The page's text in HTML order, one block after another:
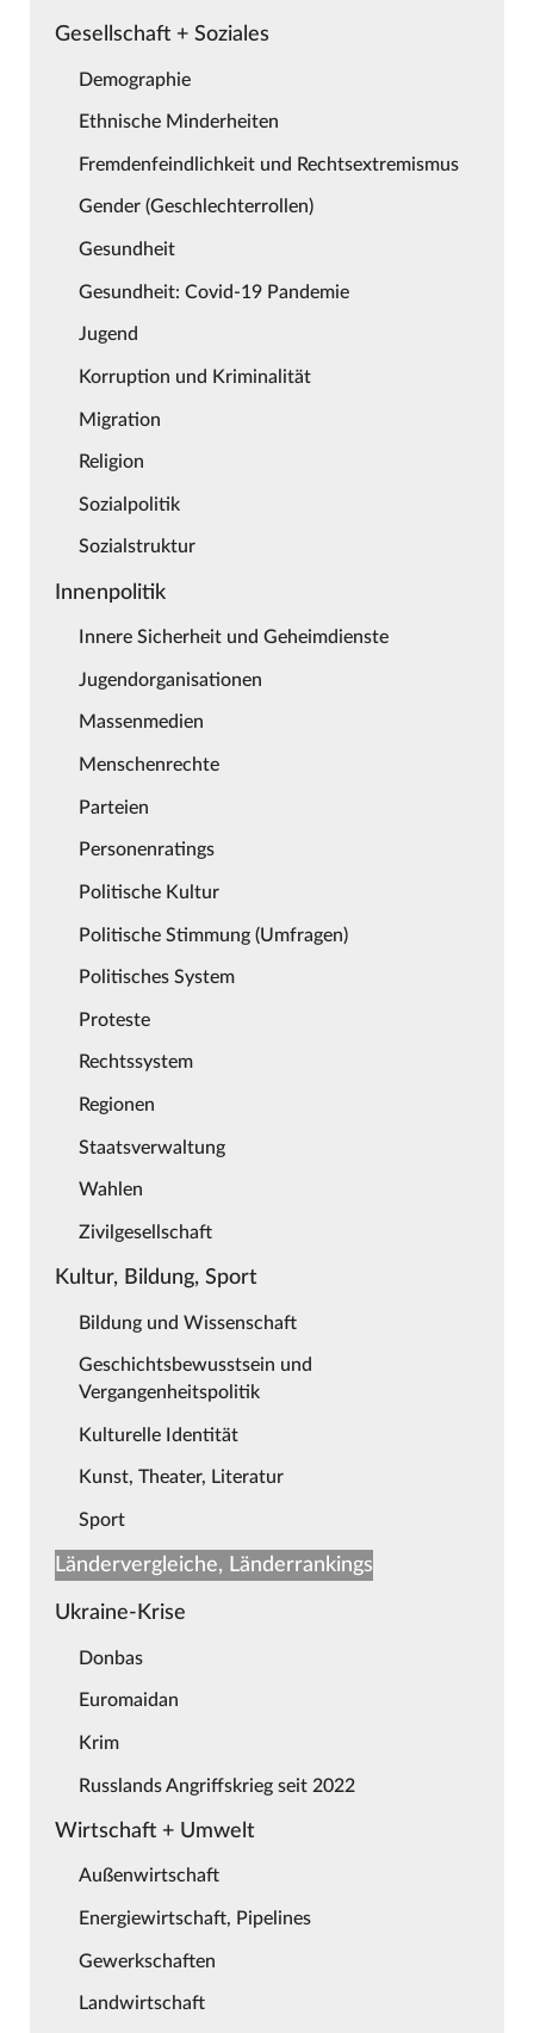
Gesellschaft + Soziales
Demographie
Ethnische Minderheiten
Fremdenfeindlichkeit und Rechtsextremismus
Gender (Geschlechterrollen)
Gesundheit
Gesundheit: Covid-19 Pandemie
Jugend
Korruption und Kriminalität
Migration
Religion
Sozialpolitik
Sozialstruktur
Innenpolitik
Innere Sicherheit und Geheimdienste
Jugendorganisationen
Massenmedien
Menschenrechte
Parteien
Personenratings
Politische Kultur
Politische Stimmung (Umfragen)
Politisches System
Proteste
Rechtssystem
Regionen
Staatsverwaltung
Wahlen
Zivilgesellschaft
Kultur, Bildung, Sport
Bildung und Wissenschaft
Geschichtsbewusstsein und
Vergangenheitspolitik
Kulturelle Identität
Kunst, Theater, Literatur
Sport
Ländervergleiche, Länderrankings
Ukraine-Krise
Donbas
Euromaidan
Krim
Russlands Angriffskrieg seit 2022
Wirtschaft + Umwelt
Außenwirtschaft
Energiewirtschaft, Pipelines
Gewerkschaften
Landwirtschaft